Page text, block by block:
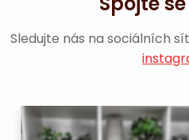
Sledujte nás na sociálních